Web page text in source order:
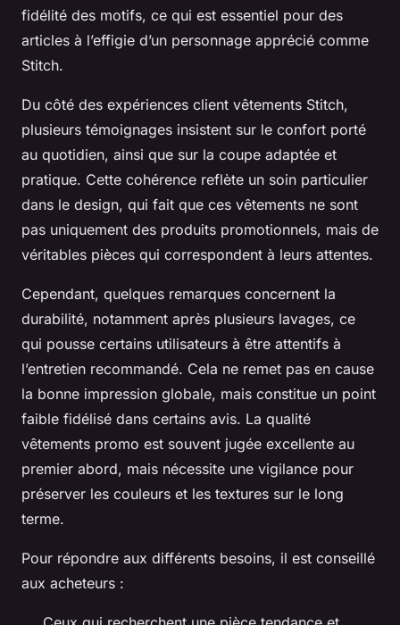
fidélité des motifs, ce qui est essentiel pour des
articles à l’effigie d’un personnage apprécié comme
Stitch.
Du côté des expériences client vêtements Stitch,
plusieurs témoignages insistent sur le confort porté
au quotidien, ainsi que sur la coupe adaptée et
pratique. Cette cohérence reflète un soin particulier
dans le design, qui fait que ces vêtements ne sont
pas uniquement des produits promotionnels, mais de
véritables pièces qui correspondent à leurs attentes.
Cependant, quelques remarques concernent la
durabilité, notamment après plusieurs lavages, ce
qui pousse certains utilisateurs à être attentifs à
l’entretien recommandé. Cela ne remet pas en cause
la bonne impression globale, mais constitue un point
faible fidélisé dans certains avis. La qualité
vêtements promo est souvent jugée excellente au
premier abord, mais nécessite une vigilance pour
préserver les couleurs et les textures sur le long
terme.
Pour répondre aux différents besoins, il est conseillé
aux acheteurs :